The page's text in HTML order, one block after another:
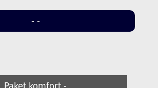
- -
Paket komfort -